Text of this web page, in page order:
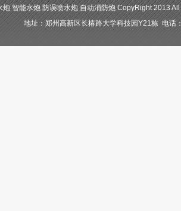
炮 智能水炮 防误喷水炮 自动消防炮 CopyRight 2013
地址：郑州高新区长椿路大学科技园Y21栋 电